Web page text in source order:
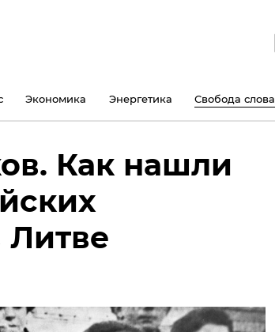
Экономика Энергетика Свобода слова
Как нашли
Литве